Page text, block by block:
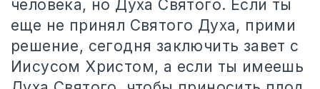
человека, но Духа Святого. Если ты
еще не принял Святого Духа, прими
решение, сегодня заключить завет с
Иисусом Христом, а если ты имеешь